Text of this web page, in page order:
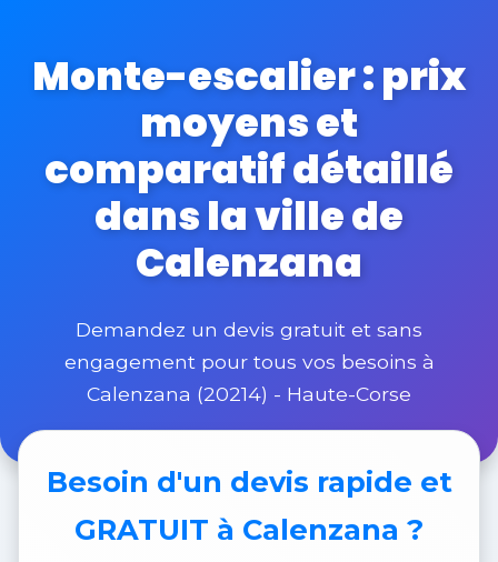
Monte-escalier : prix
moyens et
comparatif détaillé
dans la ville de
Calenzana
Demandez un devis gratuit et sans
engagement pour tous vos besoins à
Calenzana (20214) - Haute-Corse
Besoin d'un devis rapide et
GRATUIT à Calenzana ?